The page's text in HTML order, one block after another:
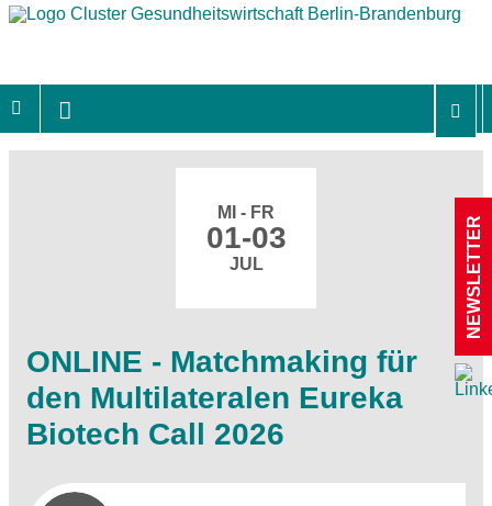
MI - FR
01-03
JUL
ONLINE - Matchmaking für
den Multilateralen Eureka
Biotech Call 2026
NEWSLETTER